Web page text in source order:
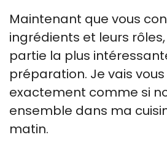
Maintenant que vous
ingrédients et leurs
partie la plus
préparation. Je vais
exactement comme si
ensemble dans ma
matin.